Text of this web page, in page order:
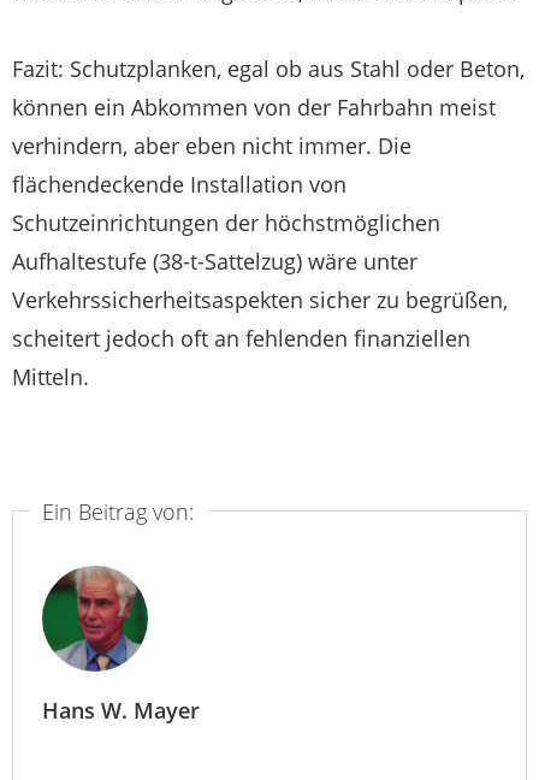
Fazit: Schutzplanken, egal ob aus Stahl oder Beton,
können ein Abkommen von der Fahrbahn meist
verhindern, aber eben nicht immer. Die
flächendeckende Installation von
Schutzeinrichtungen der höchstmöglichen
Aufhaltestufe (38-t-Sattelzug) wäre unter
Verkehrssicherheitsaspekten sicher zu begrüßen,
scheitert jedoch oft an fehlenden finanziellen
Mitteln.
Ein Beitrag von:
Hans W. Mayer